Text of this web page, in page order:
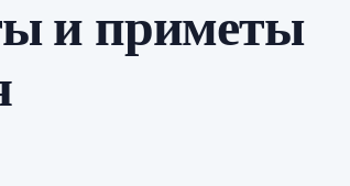
и приметы